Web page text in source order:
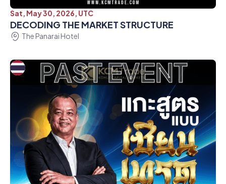
Sat, May 30, 2026, UTC
DECODING THE MARKET STRUCTURE
The Panarai Hotel
PAST EVENT